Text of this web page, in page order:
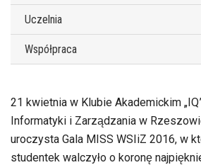
Uczelnia
Współpraca
21 kwietnia w Klubie Akademickim
Informatyki i Zarządzania w
uroczysta Gala MISS WSIiZ 2016, w
studentek walczyło o koronę